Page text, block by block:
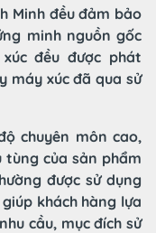
Minh đều đảm bảo
minh nguồn gốc
đều được phát
máy xúc đã qua sử
chuyên môn cao,
tùng của sản phẩm
được sử dụng
khách hàng lựa
cầu, mục đích sử